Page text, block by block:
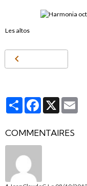
Les altos
PartagerFacebook
X
COMMENTAIRES